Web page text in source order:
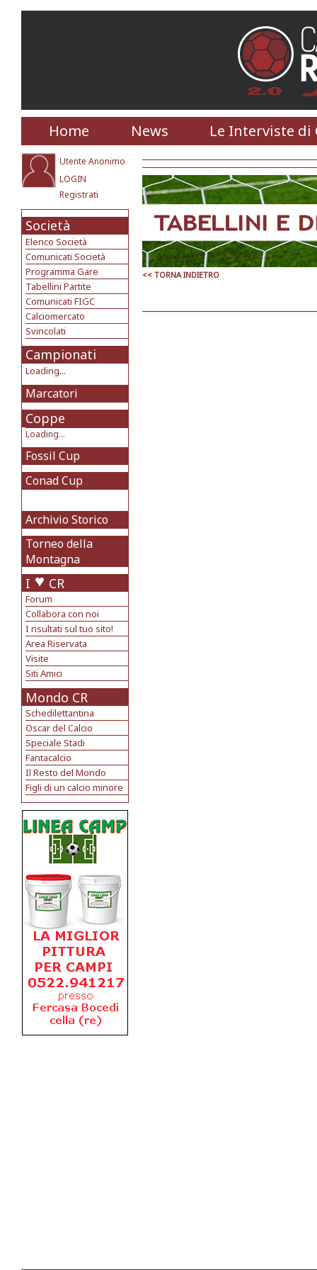
Home News Le Interviste di
Utente Anonimo
LOGIN
Registrati
Società
Elenco Società
Comunicati Società
Programma Gare
Tabellini Partite
Comunicati FIGC
Calciomercato
Svincolati
Campionati
Loading...
Marcatori
Coppe
Loading...
Fossil Cup
Conad Cup
Archivio Storico
Torneo della
Montagna
I CR
Forum
Collabora con noi
I risultati sul tuo sito!
Area Riservata
Visite
Siti Amici
Mondo CR
Schedilettantina
Oscar del Calcio
Speciale Stadi
Fantacalcio
Il Resto del Mondo
Figli di un calcio minore
<< TORNA INDIETRO